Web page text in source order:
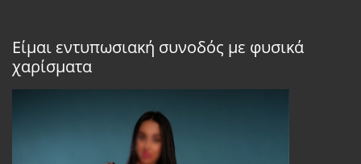
Είμαι εντυπωσιακή συνοδός με φυσικά
χαρίσματα